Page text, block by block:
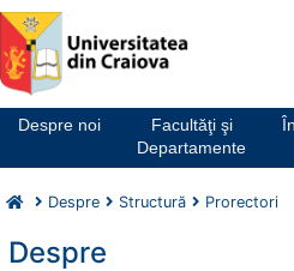
Notă:
Acest
website
un
sistem
accesibilitate.
Despre noi
Facultăţi şi
Departamente
Despre Structură Prorectori
Despre